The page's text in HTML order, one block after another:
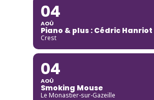
04
AOÛ
Piano & plus : Cédric Hanriot
Crest
04
AOÛ
Smoking Mouse
Le Monastier-sur-Gazeille